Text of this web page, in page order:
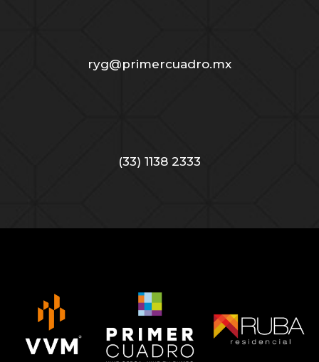
ryg@primercuadro.mx
(33) 1138 2333